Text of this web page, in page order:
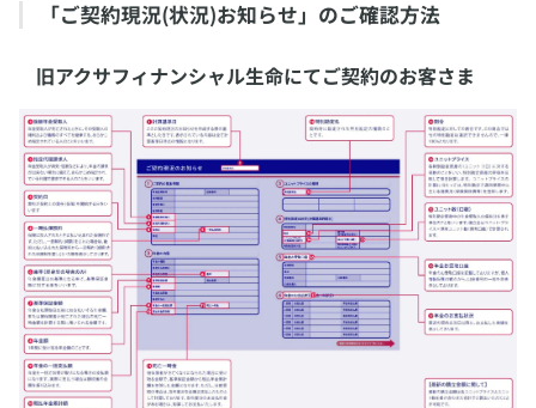
​「ご契約現況(状況)お知らせ」のご確認方法
旧アクサフィナンシャル生命にてご契約のお客さま